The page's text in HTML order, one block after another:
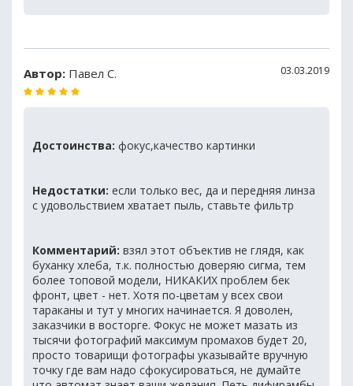
Автор: Павел С. 03.03.2019
Достоинства: фокус,качество картинки
Недостатки: если только вес, да и передняя линза
с удовольствием хватает пыль, ставьте фильтр
Комментарий: взял этот объектив не глядя, как
буханку хлеба, т.к. полностью доверяю сигма, тем
более топовой модели, НИКАКИХ проблем бек
фронт, цвет - нет. Хотя по-цветам у всех свои
тараканы и тут у многих начинается. Я доволен,
заказчики в восторге. Фокус не может мазать из
тысячи фотографий максимум промахов будет 20,
просто товарищи фотографы указывайте вручную
точку где вам надо сфокусироваться, не думайте